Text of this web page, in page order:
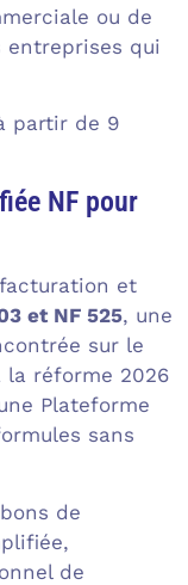
ou de
entreprises qui
partir de 9
NF pour
et
et NF 525, une
sur le
la réforme 2026
Plateforme
sans
de
de